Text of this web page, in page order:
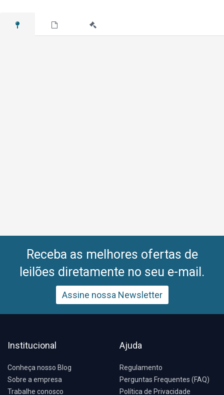
Receba as melhores ofertas de
leilões diretamente no seu e-mail.
Assine nossa Newsletter
Institucional
Conheça nosso Blog
Sobre a empresa
Trabalhe conosco
Ajuda
Regulamento
Perguntas Frequentes (FAQ)
Política de Privacidade